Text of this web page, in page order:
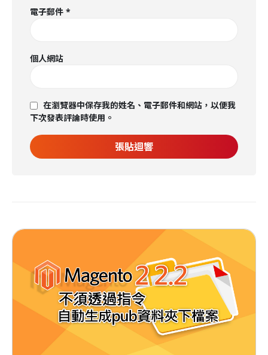
電子郵件 *
個人網站
在瀏覽器中保存我的姓名、電子郵件和網站，以便我
下次發表評論時使用。